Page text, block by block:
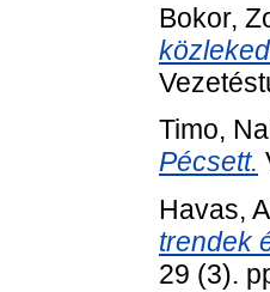
Bokor,
Timo,
Pécsett.
Havas,
trendek
29 (3).